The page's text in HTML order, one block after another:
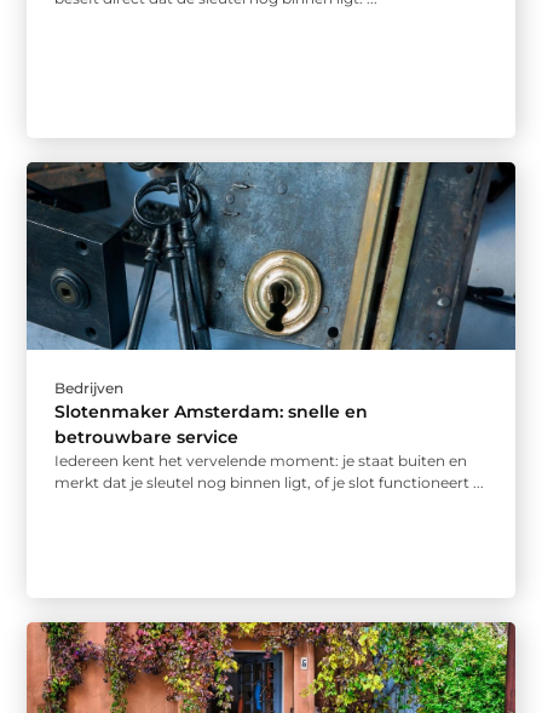
Bedrijven
Slotenmaker Amsterdam: snelle en
betrouwbare service
Iedereen kent het vervelende moment: je staat buiten en
merkt dat je sleutel nog binnen ligt, of je slot functioneert ...